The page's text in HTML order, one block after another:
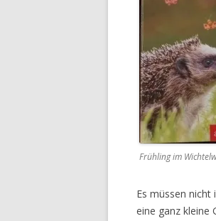
Frühling im
Es müssen
eine ganz kleine